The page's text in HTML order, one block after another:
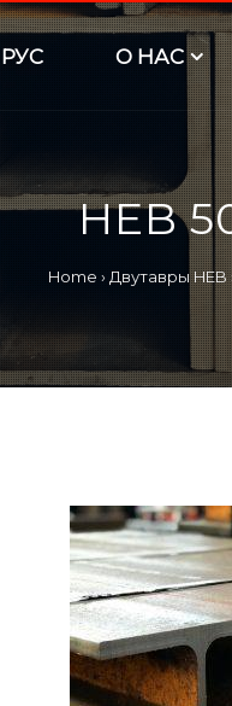
РУС O НАС
HEB
Home › Двутавры HEB